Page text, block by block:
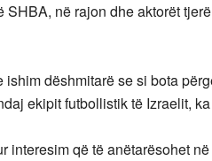
SHBA, në rajon dhe aktorët
ishim dëshmitarë se si bota
ekipit futbollistik të Izraelit,
interesim që të anëtarësohet